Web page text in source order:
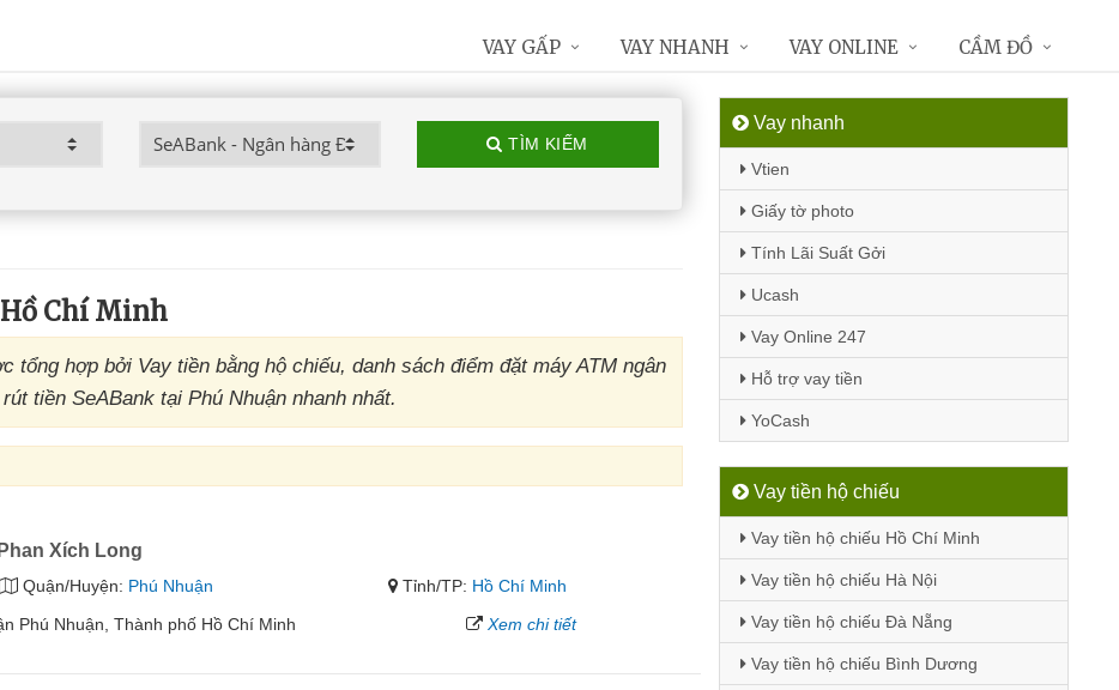
TÌM KIẾM
Chí Minh
tổng hợp bởi Vay tiền bằng hộ chiếu, danh sách điểm đặt máy ATM ngân
tiền SeABank tại Phú Nhuận nhanh nhất.
Xích Long
Quận/Huyện: Phú Nhuận Tỉnh/TP: Hồ Chí Minh
Phú Nhuận, Thành phố Hồ Chí Minh
Xem chi tiết
Vay nhanh
Vtien
Giấy tờ photo
Tính Lãi Suất Gởi
Ucash
Vay Online 247
Hỗ trợ vay tiền
YoCash
Vay tiền hộ chiếu
Vay tiền hộ chiếu Hồ Chí Minh
Vay tiền hộ chiếu Hà Nội
Vay tiền hộ chiếu Đà Nẵng
Vay tiền hộ chiếu Bình Dương
VAY GẤP VAY NHANH VAY ONLINE CẦM ĐỒ